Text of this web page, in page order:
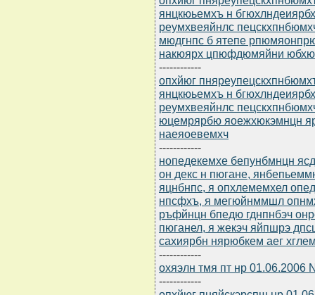
янцкюьемхъ н
реумхвеяйнлс
мюдгнпс б ятепе
накюярх цпюфдюмяйни
------------
опхйюг
янцкюьемхъ н
реумхвеяйнлс
юцемрярбю яоежхюкэмнцн
наеяоевемхч
------------
нопедекемхе бепунбмнцн
он декс н пюгане,
яцнбнпс, я опхлемемхел
нпсфхъ, я мегюйнммшл
ръфйнцн бпедю гднпнбэч
пюганел, я жекэч яйпшрэ
сахиярбн нярюбкем аег
------------
охяэлн тмя пт нр 01.06.2006
------------